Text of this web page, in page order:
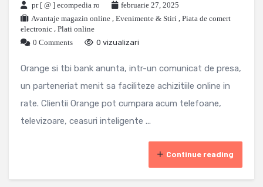
pr [ @ ] ecompedia ro
februarie 27, 2025
Avantaje magazin online , Evenimente & Stiri , Piata de comert
electronic , Plati online
0 Comments
0 vizualizari
Orange si tbi bank anunta, intr-un comunicat de presa,
un parteneriat menit sa faciliteze achizitiile online in
rate. Clientii Orange pot cumpara acum telefoane,
televizoare, ceasuri inteligente ...
Continue reading